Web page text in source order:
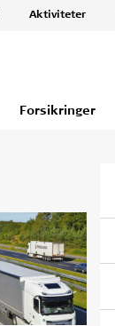
Aktiviteter
Forsikringer